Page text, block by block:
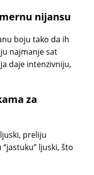
nijansu
boju tako da ih
najmanje sat
daje intenzivniju,
za
preliju
ljuski, što